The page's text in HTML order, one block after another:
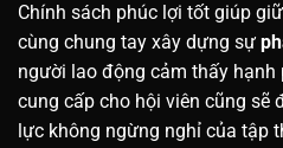
Chính sách phúc lợi tốt giúp
cùng chung tay xây dựng sự
người lao động cảm thấy
cung cấp cho hội viên cũng sẽ
lực không ngừng nghỉ của tập